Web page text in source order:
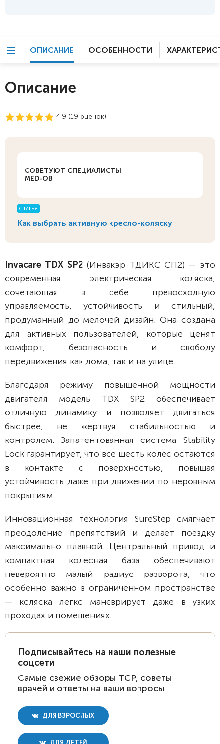
ОПИСАНИЕ ОСОБЕННОСТИ
Описание
4.9 (19 оценок)
СОВЕТУЮТ СПЕЦИАЛИСТЫ
MED-OB
СТАТЬЯ
Как выбрать активную кресло-коляску
Invacare TDX SP2 (Инвакэр ТДИКС СП2) — это
современная электрическая коляска,
сочетающая в себе превосходную
управляемость, устойчивость и стильный,
продуманный до мелочей дизайн. Она создана
для активных пользователей, которые ценят
комфорт, безопасность и свободу
передвижения как дома, так и на улице.
Благодаря режиму повышенной мощности
двигателя модель TDX SP2 обеспечивает
отличную динамику и позволяет двигаться
быстрее, не жертвуя стабильностью и
контролем. Запатентованная система Stability
Lock гарантирует, что все шесть колёс остаются
в контакте с поверхностью, повышая
устойчивость даже при движении по неровным
покрытиям.
Инновационная технология SureStep смягчает
преодоление препятствий и делает поездку
максимально плавной. Центральный привод и
компактная колесная база обеспечивают
невероятно малый радиус разворота, что
особенно важно в ограниченном пространстве
— коляска легко маневрирует даже в узких
проходах и помещениях.
Подписывайтесь на наши полезные
соцсети
Самые свежие обзоры ТСР, советы
врачей и ответы на ваши вопросы
ДЛЯ ВЗРОСЛЫХ
ДЛЯ ДЕТЕЙ